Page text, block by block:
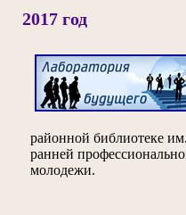
2017 год
районной библиотеке
ранней
молодежи.